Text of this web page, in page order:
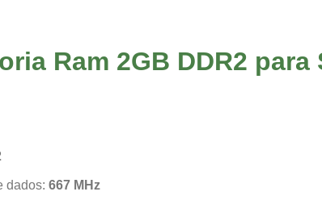
Ram 2GB DDR2 para
dados: 667 MHz